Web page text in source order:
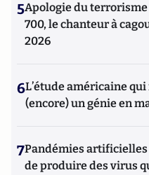
5Apologie du
700, le chanteur à
2026
6L’étude américaine qui
(encore) un génie en
7Pandémies artificielles
de produire des virus